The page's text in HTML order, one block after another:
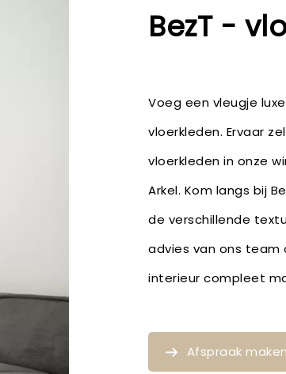
BezT -
Voeg een vleugje
vloerkleden. Ervaar
vloerkleden in onze
Arkel. Kom langs bij
de verschillende
advies van ons team
interieur compleet
Afspraak